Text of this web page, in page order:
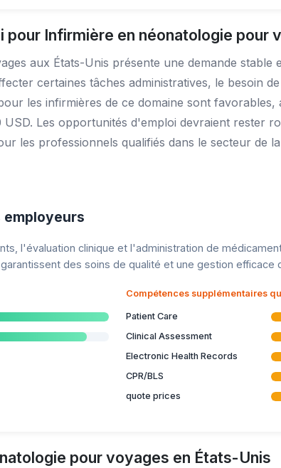
Infirmière en néonatologie pour
aux États-Unis présente une demande stable
certaines tâches administratives, le besoin
les infirmières de ce domaine sont
Les opportunités d'emploi devraient rester
les professionnels qualifiés dans le secteur de
l'évaluation clinique et l'administration de
des soins de qualité et une gestion
Compétences supplémentaires
Patient Care
Clinical Assessment
Electronic Health Records
CPR/BLS
quote prices
pour voyages en États-Unis